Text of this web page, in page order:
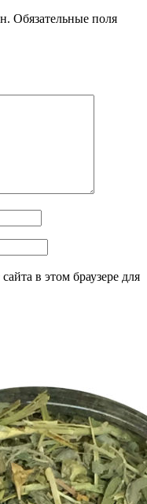
Обязательные поля
в этом браузере для